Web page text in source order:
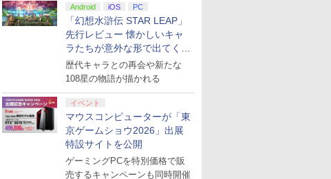
Android iOS PC
「幻想水滸伝 STAR LEAP」
先行レビュー 懐かしいキャ
ラたちが意外な形で出てくる
シリーズ完全新作！
歴代キャラとの再会や新たな
108星の物語が描かれる
イベント
マウスコンピューターが「東
京ゲームショウ2026」出展
特設サイトを公開
ゲーミングPCを特別価格で販
売するキャンペーンも同時開催